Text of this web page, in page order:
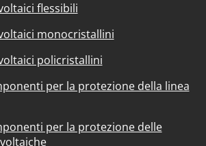
flessibili
monocristallini
policristallini
per la protezione della linea
per la protezione delle